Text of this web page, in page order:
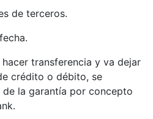
de terceros.
transferencia y va dejar
crédito o débito, se
la garantía por concepto